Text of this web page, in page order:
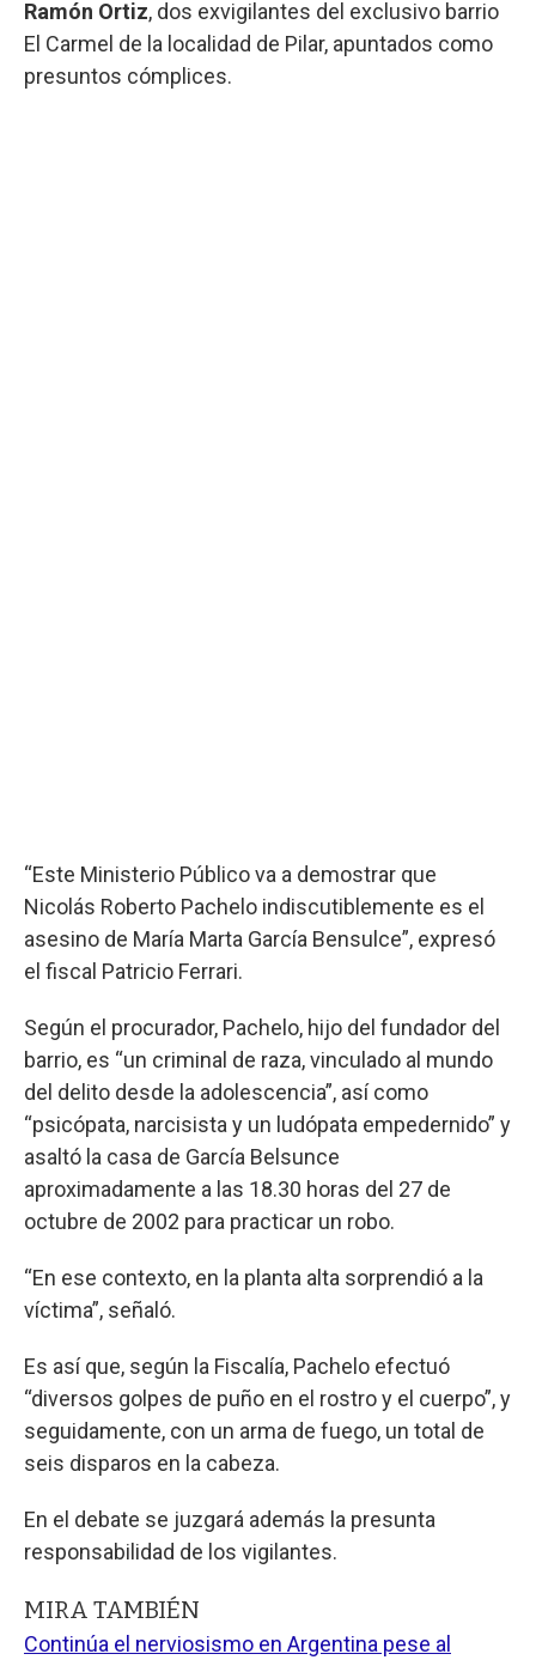
Ramón Ortiz, dos exvigilantes del exclusivo barrio
El Carmel de la localidad de Pilar, apuntados como
presuntos cómplices.
“Este Ministerio Público va a demostrar que
Nicolás Roberto Pachelo indiscutiblemente es el
asesino de María Marta García Bensulce”, expresó
el fiscal Patricio Ferrari.
Según el procurador, Pachelo, hijo del fundador del
barrio, es “un criminal de raza, vinculado al mundo
del delito desde la adolescencia”, así como
“psicópata, narcisista y un ludópata empedernido” y
asaltó la casa de García Belsunce
aproximadamente a las 18.30 horas del 27 de
octubre de 2002 para practicar un robo.
“En ese contexto, en la planta alta sorprendió a la
víctima”, señaló.
Es así que, según la Fiscalía, Pachelo efectuó
“diversos golpes de puño en el rostro y el cuerpo”, y
seguidamente, con un arma de fuego, un total de
seis disparos en la cabeza.
En el debate se juzgará además la presunta
responsabilidad de los vigilantes.
MIRA TAMBIÉN
Continúa el nerviosismo en Argentina pese al